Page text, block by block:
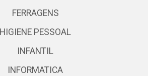
FERRAGENS
HIGIENE PESSOAL
INFANTIL
INFORMATICA